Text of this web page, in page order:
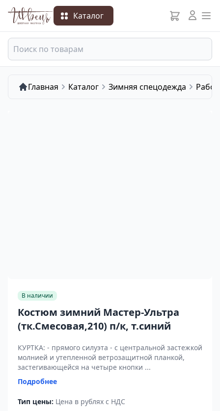
Каталог
Главная Каталог Зимняя спецодежда
В наличии
Костюм зимний Мастер-Ультра
(тк.Смесовая,210) п/к, т.синий
КУРТКА: - прямого силуэта - с центральной застежкой
молнией и утепленной ветрозащитной планкой,
застегивающейся на четыре кнопки ...
Подробнее
Тип цены: Цена в рублях с НДС